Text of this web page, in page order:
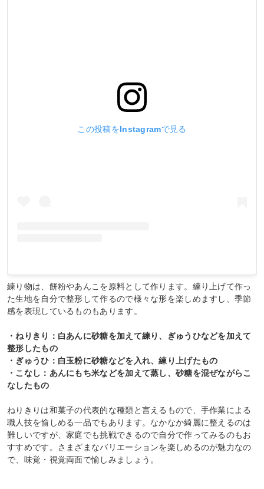
この投稿をInstagramで見る
練り物は、餅粉やあんこを原料として作ります。練り上げて作っ
た生地を自分で整形して作るので様々な形を楽しめますし、季節
感を表現しているものもあります。
・ねりきり：白あんに砂糖を加えて練り、ぎゅうひなどを加えて
整形したもの
・ぎゅうひ：白玉粉に砂糖などを入れ、練り上げたもの
・こなし：あんにもち米などを加えて蒸し、砂糖を混ぜながらこ
なしたもの
ねりきりは和菓子の代表的な種類と言えるもので、手作業による
職人技を愉しめる一品でもあります。なかなか綺麗に整えるのは
難しいですが、家庭でも挑戦できるので自分で作ってみるのもお
すすめです。さまざまなバリエーションを楽しめるのが魅力なの
で、味覚・視覚両面で愉しみましょう。